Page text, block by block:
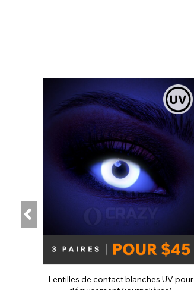
Lentilles de contact blanches UV pour